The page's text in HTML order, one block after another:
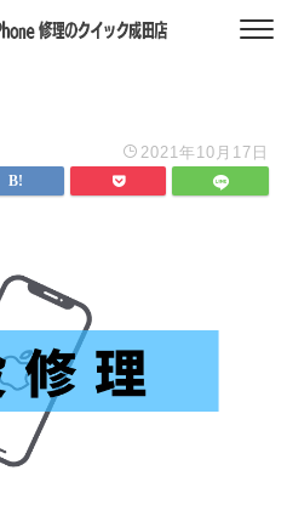
2021年10月17日